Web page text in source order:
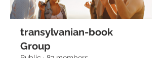
transylvanian-book
Group